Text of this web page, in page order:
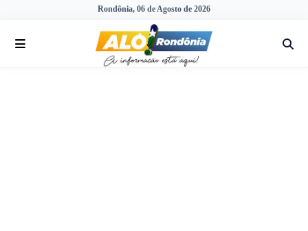
Rondônia, 06 de Agosto de 2026